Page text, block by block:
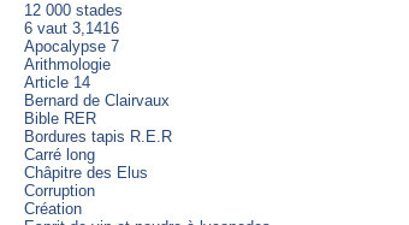
12 000 stades
6 vaut 3,1416
Apocalypse 7
Arithmologie
Article 14
Bernard de Clairvaux
Bible RER
Bordures tapis R.E.R
Carré long
Châpitre des Elus
Corruption
Création